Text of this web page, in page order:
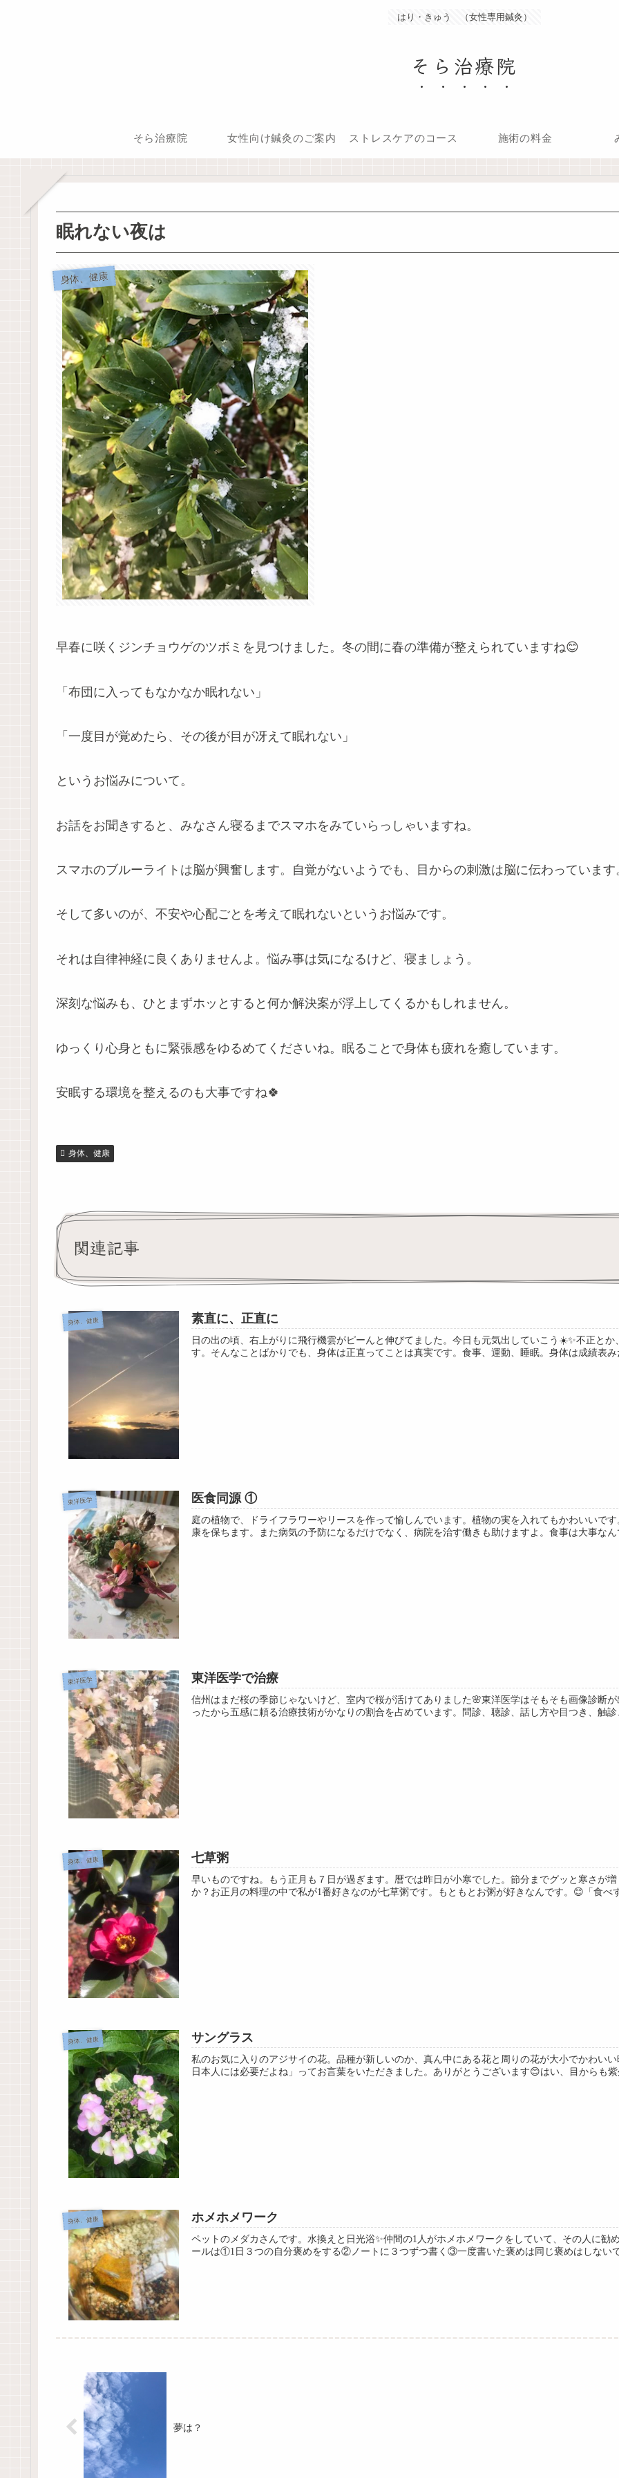
はり・きゅう （女性専用鍼灸）
そら治療院
そら治療院 女性向け鍼灸のご案内 ストレスケアのコース 施術の料金
眠れない夜は
身体、健康
早春に咲くジンチョウゲのツボミを見つけました。冬の間に春の準備が整えられていますね😊
「布団に入ってもなかなか眠れない」
「一度目が覚めたら、その後が目が冴えて眠れない」
というお悩みについて。
お話をお聞きすると、みなさん寝るまでスマホをみていらっしゃいますね。
スマホのブルーライトは脳が興奮します。自覚がないようでも、目からの刺激は脳に伝わっています
そして多いのが、不安や心配ごとを考えて眠れないというお悩みです。
それは自律神経に良くありませんよ。悩み事は気になるけど、寝ましょう。
深刻な悩みも、ひとまずホッとすると何か解決案が浮上してくるかもしれません。
ゆっくり心身ともに緊張感をゆるめてくださいね。眠ることで身体も疲れを癒しています。
安眠する環境を整えるのも大事ですね🍀
身体、健康
関連記事
身体、健康 素直に、正直に
日の出の頃、右上がりに飛行機雲がピーんと伸びてました。今日も元気出していこう☀️✨不正と
す。そんなことばかりでも、身体は正直ってことは真実です。食事、運動、睡眠。身体は成績表
東洋医学 医食同源 ①
庭の植物で、ドライフラワーやリースを作って愉しんでいます。植物の実を入れてもかわいいで
康を保ちます。また病気の予防になるだけでなく、病院を治す働きも助けますよ。食事は大事な
東洋医学 東洋医学で治療
信州はまだ桜の季節じゃないけど、室内で桜が活けてありました🌸東洋医学はそもそも画像診断
ったから五感に頼る治療技術がかなりの割合を占めています。問診、聴診、話し方や目つき、触診
身体、健康 七草粥
早いものですね。もう正月も７日が過ぎます。暦では昨日が小寒でした。節分までグッと寒さが
か？お正月の料理の中で私が1番好きなのが七草粥です。もともとお粥が好きなんです。😊「食べ
身体、健康 サングラス
私のお気に入りのアジサイの花。品種が新しいのか、真ん中にある花と周りの花が大小でかわい
日本人には必要だよね」ってお言葉をいただきました。ありがとうございます😊はい、目からも紫
身体、健康 ホメホメワーク
ペットのメダカさんです。水換えと日光浴✨仲間の1人がホメホメワークをしていて、その人に勧
ールは①1日３つの自分褒めをする②ノートに３つずつ書く③一度書いた褒めは同じ褒めはしないで
夢は？